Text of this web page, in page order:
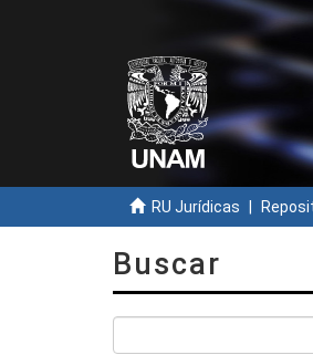
RU Jurídicas
Buscar